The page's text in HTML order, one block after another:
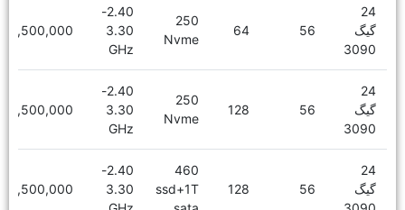
24
گیگ
3090
56
64
250
Nvme
2.40-
3.30
GHz
16,500,000
24
گیگ
3090
56
128
250
Nvme
2.40-
3.30
GHz
18,500,000
24
گیگ
56
128
460
ssd+1T
2.40-
3.30
19,500,000